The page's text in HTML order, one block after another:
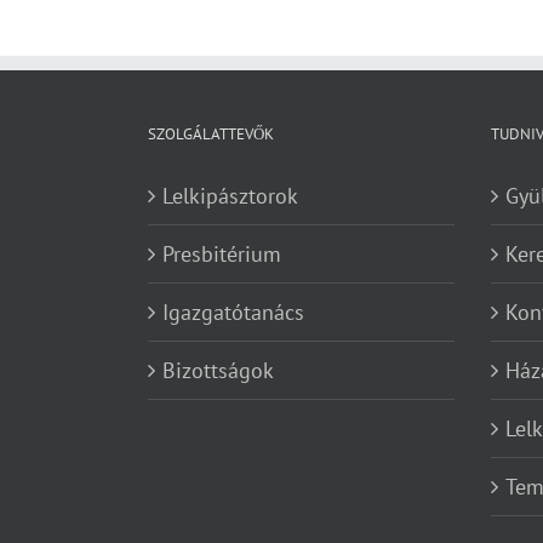
SZOLGÁLATTEVŐK
Lelkipásztorok
Presbitérium
Igazgatótanács
Bizottságok